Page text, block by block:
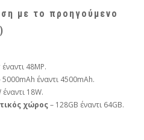
με το προηγούμενο
48MP.
5000mAh έναντι 4500mAh.
έναντι 18W.
χώρος– 128GB έναντι 64GB.